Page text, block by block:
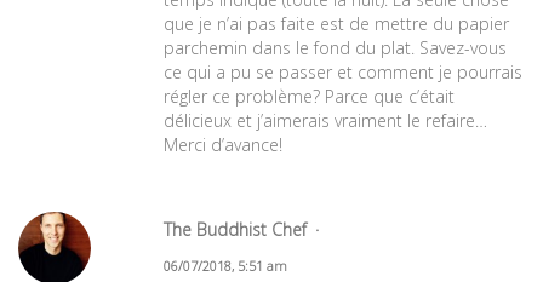
que je n’ai pas faite est de mettre du papier
parchemin dans le fond du plat. Savez-vous
ce qui a pu se passer et comment je pourrais
régler ce problème? Parce que c’était
délicieux et j’aimerais vraiment le refaire…
Merci d’avance!
The Buddhist Chef
06/07/2018, 5:51 am